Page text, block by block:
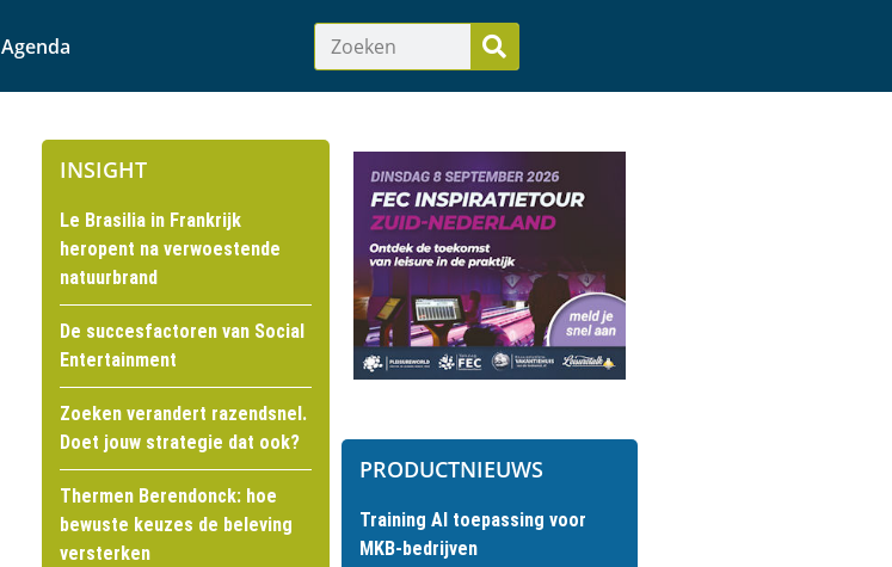
Agenda
INSIGHT
Le Brasilia in Frankrijk
heropent na verwoestende
natuurbrand
De succesfactoren van Social
Entertainment
Zoeken verandert razendsnel.
Doet jouw strategie dat ook?
Thermen Berendonck: hoe
bewuste keuzes de beleving
versterken
PRODUCTNIEUWS
Training AI toepassing voor
MKB-bedrijven